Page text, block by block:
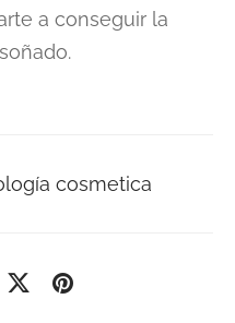
a conseguir la
cosmetica